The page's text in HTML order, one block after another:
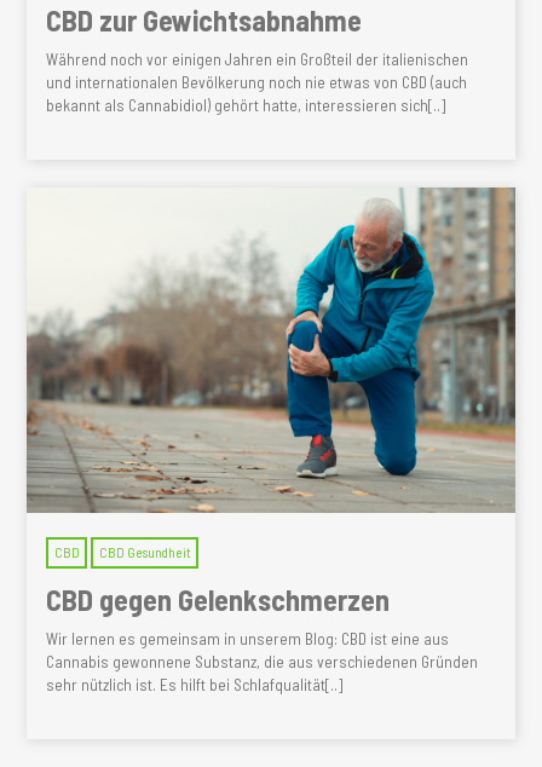
CBD zur Gewichtsabnahme
Während noch vor einigen Jahren ein Großteil der italienischen
und internationalen Bevölkerung noch nie etwas von CBD (auch
bekannt als Cannabidiol) gehört hatte, interessieren sich[..]
CBD CBD Gesundheit
CBD gegen Gelenkschmerzen
Wir lernen es gemeinsam in unserem Blog: CBD ist eine aus
Cannabis gewonnene Substanz, die aus verschiedenen Gründen
sehr nützlich ist. Es hilft bei Schlafqualität[..]